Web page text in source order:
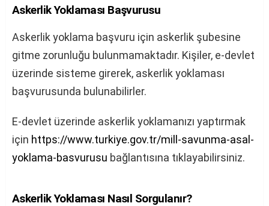
Askerlik Yoklaması Başvurusu
Askerlik yoklama başvuru için askerlik şubesine
gitme zorunluğu bulunmamaktadır. Kişiler, e-devlet
üzerinde sisteme girerek, askerlik yoklaması
başvurusunda bulunabilirler.
E-devlet üzerinde askerlik yoklamanızı yaptırmak
için https://www.turkiye.gov.tr/mill-savunma-asal-
yoklama-basvurusu bağlantısına tıklayabilirsiniz.
Askerlik Yoklaması Nasıl Sorgulanır?